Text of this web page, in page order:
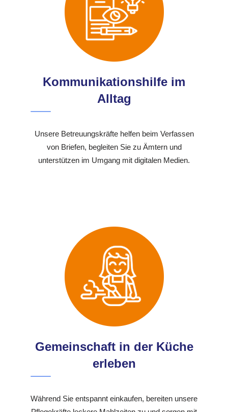
Kommunikationshilfe im
Alltag
Unsere Betreuungskräfte helfen beim Verfassen
von Briefen, begleiten Sie zu Ämtern und
unterstützen im Umgang mit digitalen Medien.
Gemeinschaft in der Küche
erleben
Während Sie entspannt einkaufen, bereiten unsere